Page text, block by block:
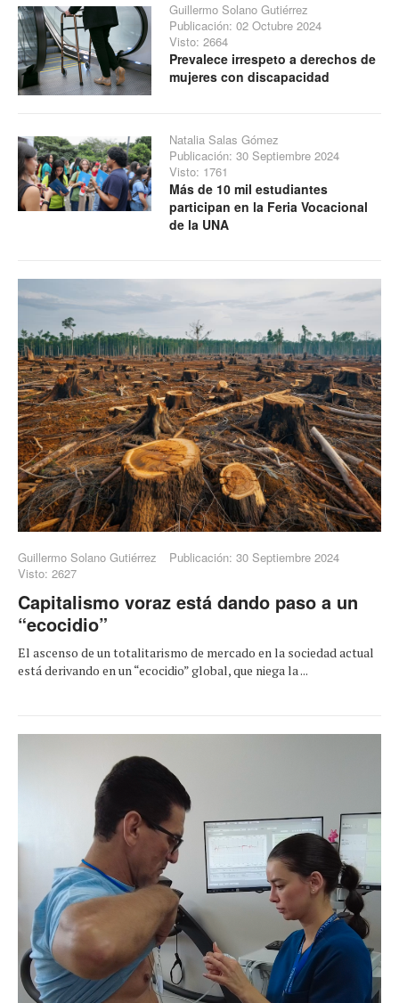
Guillermo Solano Gutiérrez
Publicación: 02 Octubre 2024
Visto: 2664
Prevalece irrespeto a derechos de
mujeres con discapacidad
Natalia Salas Gómez
Publicación: 30 Septiembre 2024
Visto: 1761
Más de 10 mil estudiantes
participan en la Feria Vocacional
de la UNA
Guillermo Solano Gutiérrez
Publicación: 30 Septiembre 2024
Visto: 2627
Capitalismo voraz está dando paso a un
“ecocidio”
El ascenso de un totalitarismo de mercado en la sociedad actual
está derivando en un “ecocidio” global, que niega la ...